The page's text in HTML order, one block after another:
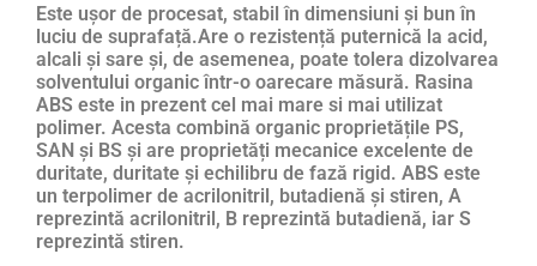
Este ușor de procesat, stabil în dimensiuni și bun în
luciu de suprafață.Are o rezistență puternică la acid,
alcali și sare și, de asemenea, poate tolera dizolvarea
solventului organic într-o oarecare măsură. Rasina
ABS este in prezent cel mai mare si mai utilizat
polimer. Acesta combină organic proprietățile PS,
SAN și BS și are proprietăți mecanice excelente de
duritate, duritate și echilibru de fază rigid. ABS este
un terpolimer de acrilonitril, butadienă și stiren, A
reprezintă acrilonitril, B reprezintă butadienă, iar S
reprezintă stiren.